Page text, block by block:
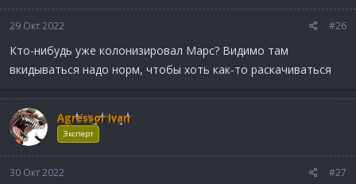
29 Окт 2022 #26
Кто-нибудь уже колонизировал Марс? Видимо там
вкидываться надо норм, чтобы хоть как-то раскачиваться
Agressor Ivan
Эксперт
30 Окт 2022 #27